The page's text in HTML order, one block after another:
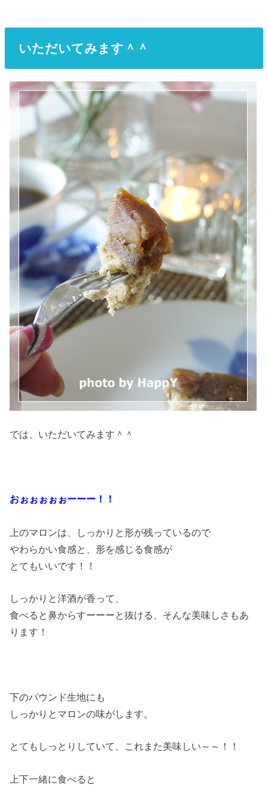
いただいてみます＾＾
では、いただいてみます＾＾
おぉぉぉぉぉーーー！！
上のマロンは、しっかりと形が残っているので
やわらかい食感と、形を感じる食感が
とてもいいです！！
しっかりと洋酒が香って、
食べると鼻からすーーーと抜ける、そんな美味しさもあ
ります！
下のパウンド生地にも
しっかりとマロンの味がします。
とてもしっとりしていて、これまた美味しい～～！！
上下一緒に食べると